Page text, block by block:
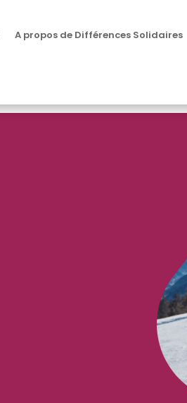
A propos de Différences Solidaires